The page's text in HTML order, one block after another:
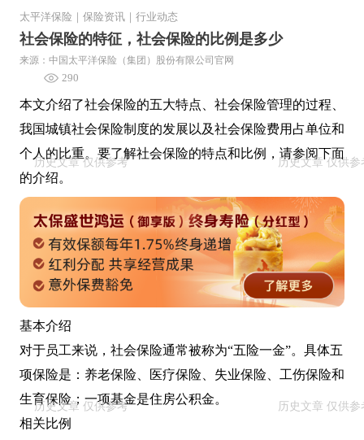
太平洋保险 保险资讯 行业动态
社会保险的特征，社会保险的比例是多少
来源：中国太平洋保险（集团）股份有限公司官网
290
本文介绍了社会保险的五大特点、社会保险管理的过程、
我国城镇社会保险制度的发展以及社会保险费用占单位和
个人的比重。要了解社会保险的特点和比例，请参阅下面
的介绍。
基本介绍
对于员工来说，社会保险通常被称为“五险一金”。具体五
项保险是：养老保险、医疗保险、失业保险、工伤保险和
生育保险；一项基金是住房公积金。
相关比例